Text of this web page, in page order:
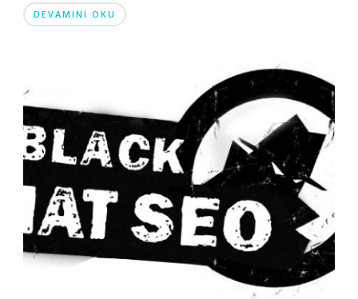
DEVAMINI OKU